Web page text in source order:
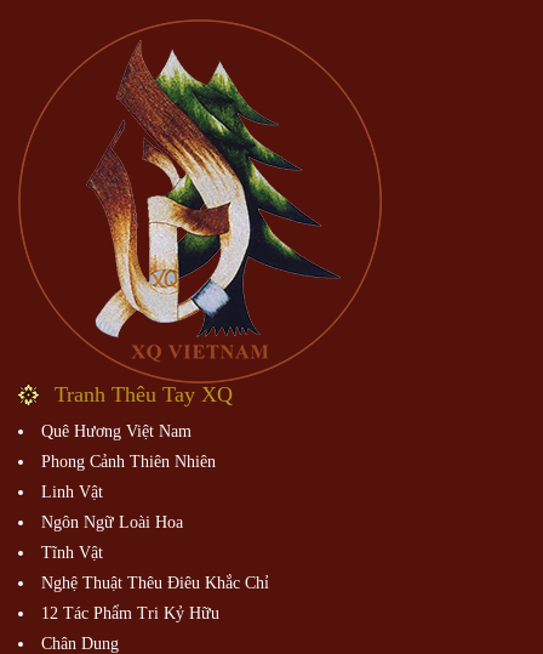
Tranh Thêu Tay XQ
Quê Hương Việt Nam
Phong Cảnh Thiên Nhiên
Linh Vật
Ngôn Ngữ Loài Hoa
Tĩnh Vật
Nghệ Thuật Thêu Điêu Khắc Chỉ
12 Tác Phẩm Tri Kỷ Hữu
Chân Dung